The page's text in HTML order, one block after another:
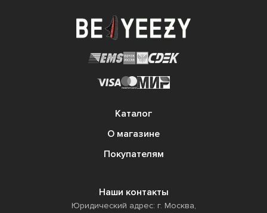
Каталог
О магазине
Покупателям
Наши контакты
Юридический адрес: г. Москва,